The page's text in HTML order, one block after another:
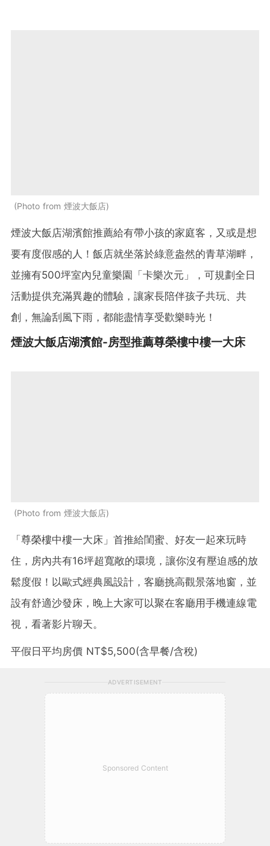
Photo from 煙波大飯店
煙波大飯店湖濱館推薦給有帶小孩的家庭客，又或是想
要有度假感的人！飯店就坐落於綠意盎然的青草湖畔，
並擁有500坪室內兒童樂園「卡樂次元」，可規劃全日
活動提供充滿異趣的體驗，讓家長陪伴孩子共玩、共
創，無論刮風下雨，都能盡情享受歡樂時光！
煙波大飯店湖濱館-房型推薦尊榮樓中樓一大床
Photo from 煙波大飯店
「尊榮樓中樓一大床」首推給閨蜜、好友一起來玩時
住，房內共有16坪超寬敞的環境，讓你沒有壓迫感的放
鬆度假！以歐式經典風設計，客廳挑高觀景落地窗，並
設有舒適沙發床，晚上大家可以聚在客廳用手機連線電
視，看著影片聊天。
平假日平均房價 NT$5,500(含早餐/含稅)
ADVERTISEMENT
Sponsored Content